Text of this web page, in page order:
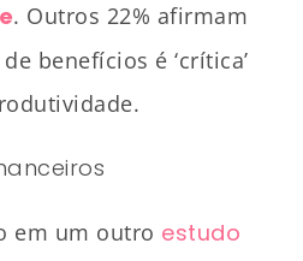
. Outros 22% afirmam
benefícios é ‘crítica’
em um outro estudo